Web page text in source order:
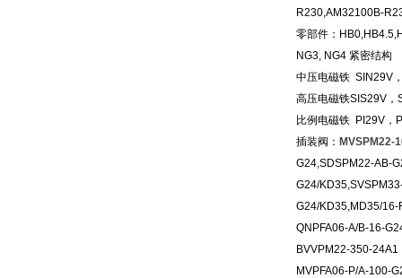
R230,AM32100B-
零部件：
NG3, NG4 紧密结构
中压电磁铁 SIN29V
高压电磁铁SIS29V，
比例电磁铁 PI29V，
插装阀： MVSPM22-
G24,SDSPM22-AB-
G24/
G24/KD35,MD35/16-
QNPFA06-A/B-16-
BVVPM22-350-24A1
MVPFA06-P/A-100-